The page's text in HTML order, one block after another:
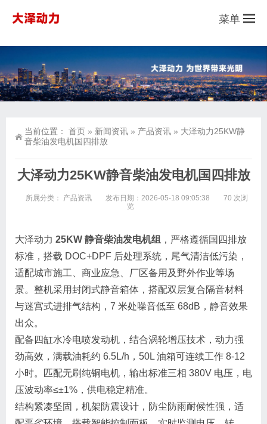
菜单
当前位置： 首页 » 新闻资讯 » 产品资讯 » 大泽动力25KW静
音柴油发电机国四排放
大泽动力25KW静音柴油发电机国四排放
所属分类： 产品资讯 发布日期：2026-05-18 09:05:38
70 次浏
览
大泽动力 25KW 静音柴油发电机组 ，严格遵循国四排放
标准，搭载 DOC+DPF 后处理系统，尾气清洁低污染，
适配城市施工、商业应急、厂区备用及野外作业等场
景。整机采用封闭式静音箱体，搭配双层复合隔音材料
与迷宫式进排气结构，7 米处噪音低至 68dB，静音效果
出众。
配备四缸水冷电喷发动机，结合涡轮增压技术，动力强
劲高效，满载油耗约 6.5L/h，50L 油箱可连续工作 8-12
小时。匹配无刷纯铜电机，输出标准三相 380V 电压，电
压波动率≤±1%，供电稳定精准。
结构紧凑坚固，机架防震设计，防尘防雨耐候性强，适